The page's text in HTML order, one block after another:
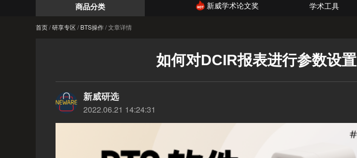
商品分类 新威学术论文奖 学术工具
首页/研享专区/BTS操作/文章详情
如何对DCIR报表进行参数设置
新威研选
2022.06.21 14:24:31